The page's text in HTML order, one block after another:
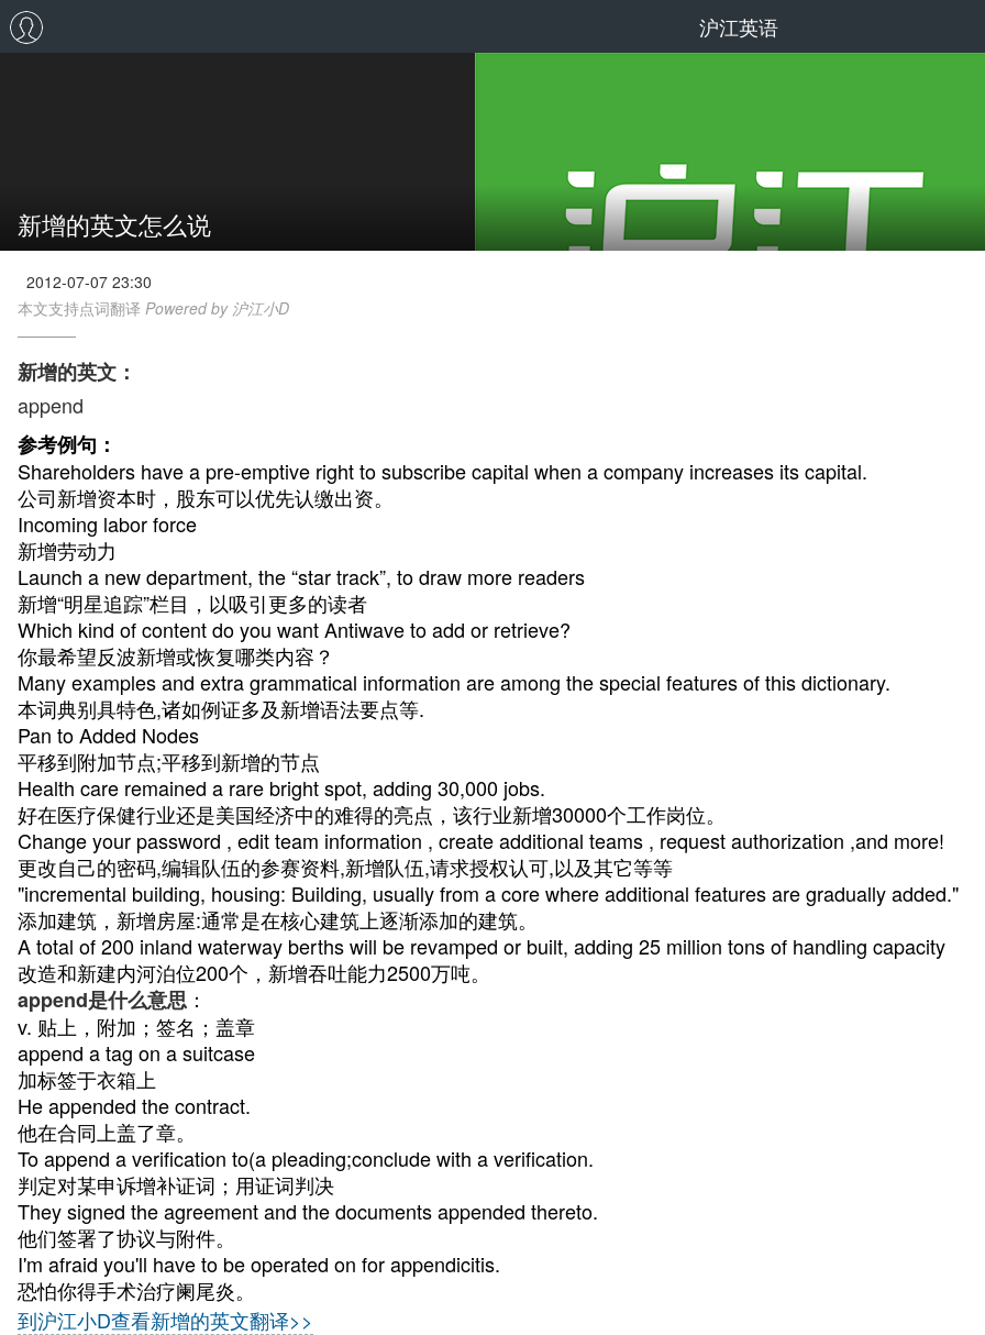
沪江英语
新增的英文怎么说
2012-07-07 23:30
本文支持点词翻译 Powered by 沪江小D
新增的英文：
append
参考例句：
Shareholders have a pre-emptive right to subscribe capital when a company increases its capital.
公司新增资本时，股东可以优先认缴出资。
Incoming labor force
新增劳动力
Launch a new department, the “star track”, to draw more readers
新增“明星追踪”栏目，以吸引更多的读者
Which kind of content do you want Antiwave to add or retrieve?
你最希望反波新增或恢复哪类内容？
Many examples and extra grammatical information are among the special features of this dictionary.
本词典别具特色,诸如例证多及新增语法要点等.
Pan to Added Nodes
平移到附加节点;平移到新增的节点
Health care remained a rare bright spot, adding 30,000 jobs.
好在医疗保健行业还是美国经济中的难得的亮点，该行业新增30000个工作岗位。
Change your password , edit team information , create additional teams , request authorization ,and more!
更改自己的密码,编辑队伍的参赛资料,新增队伍,请求授权认可,以及其它等等
"incremental building, housing: Building, usually from a core where additional features are gradually added."
添加建筑，新增房屋:通常是在核心建筑上逐渐添加的建筑。
A total of 200 inland waterway berths will be revamped or built, adding 25 million tons of handling capacity
改造和新建内河泊位200个，新增吞吐能力2500万吨。
append是什么意思 ：
v. 贴上，附加；签名；盖章
append a tag on a suitcase
加标签于衣箱上
He appended the contract.
他在合同上盖了章。
To append a verification to(a pleading;conclude with a verification.
判定对某申诉增补证词；用证词判决
They signed the agreement and the documents appended thereto.
他们签署了协议与附件。
I'm afraid you'll have to be operated on for appendicitis.
恐怕你得手术治疗阑尾炎。
到沪江小D查看新增的英文翻译>>